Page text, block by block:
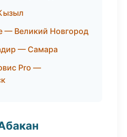
— Великий Новгород
— Самара
Pro —